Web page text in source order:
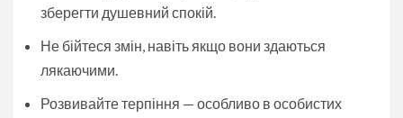
зберегти душевний спокій.
Не бійтеся змін, навіть якщо вони здаються
лякаючими.
Розвивайте терпіння — особливо в особистих